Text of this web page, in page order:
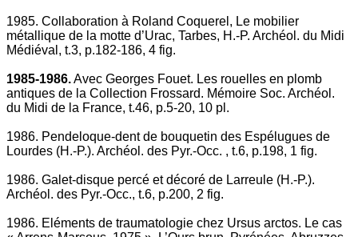
1985. Collaboration à Roland Coquerel, Le mobilier
métallique de la motte d’Urac, Tarbes, H.-P. Archéol. du Midi
Médiéval, t.3, p.182-186, 4 fig.
1985-1986.Avec Georges Fouet. Les rouelles en plomb
antiques de la Collection Frossard. Mémoire Soc. Archéol.
du Midi de la France, t.46, p.5-20, 10 pl.
1986. Pendeloque-dent de bouquetin des Espélugues de
Lourdes (H.-P.). Archéol. des Pyr.-Occ. , t.6, p.198, 1 fig.
1986. Galet-disque percé et décoré de Larreule (H.-P.).
Archéol. des Pyr.-Occ., t.6, p.200, 2 fig.
1986. Eléments de traumatologie chez Ursus arctos. Le cas